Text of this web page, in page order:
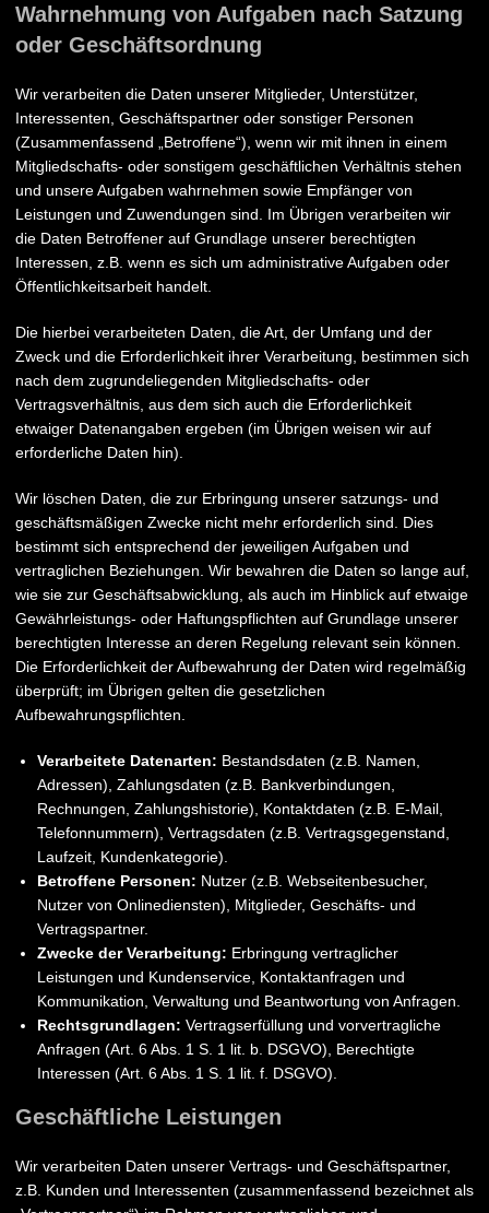
Wahrnehmung von Aufgaben nach Satzung
oder Geschäftsordnung
Wir verarbeiten die Daten unserer Mitglieder, Unterstützer,
Interessenten, Geschäftspartner oder sonstiger Personen
(Zusammenfassend „Betroffene“), wenn wir mit ihnen in einem
Mitgliedschafts- oder sonstigem geschäftlichen Verhältnis stehen
und unsere Aufgaben wahrnehmen sowie Empfänger von
Leistungen und Zuwendungen sind. Im Übrigen verarbeiten wir
die Daten Betroffener auf Grundlage unserer berechtigten
Interessen, z.B. wenn es sich um administrative Aufgaben oder
Öffentlichkeitsarbeit handelt.
Die hierbei verarbeiteten Daten, die Art, der Umfang und der
Zweck und die Erforderlichkeit ihrer Verarbeitung, bestimmen sich
nach dem zugrundeliegenden Mitgliedschafts- oder
Vertragsverhältnis, aus dem sich auch die Erforderlichkeit
etwaiger Datenangaben ergeben (im Übrigen weisen wir auf
erforderliche Daten hin).
Wir löschen Daten, die zur Erbringung unserer satzungs- und
geschäftsmäßigen Zwecke nicht mehr erforderlich sind. Dies
bestimmt sich entsprechend der jeweiligen Aufgaben und
vertraglichen Beziehungen. Wir bewahren die Daten so lange auf,
wie sie zur Geschäftsabwicklung, als auch im Hinblick auf etwaige
Gewährleistungs- oder Haftungspflichten auf Grundlage unserer
berechtigten Interesse an deren Regelung relevant sein können.
Die Erforderlichkeit der Aufbewahrung der Daten wird regelmäßig
überprüft; im Übrigen gelten die gesetzlichen
Aufbewahrungspflichten.
Verarbeitete Datenarten: Bestandsdaten (z.B. Namen,
Adressen), Zahlungsdaten (z.B. Bankverbindungen,
Rechnungen, Zahlungshistorie), Kontaktdaten (z.B. E-Mail,
Telefonnummern), Vertragsdaten (z.B. Vertragsgegenstand,
Laufzeit, Kundenkategorie).
Betroffene Personen: Nutzer (z.B. Webseitenbesucher,
Nutzer von Onlinediensten), Mitglieder, Geschäfts- und
Vertragspartner.
Zwecke der Verarbeitung: Erbringung vertraglicher
Leistungen und Kundenservice, Kontaktanfragen und
Kommunikation, Verwaltung und Beantwortung von Anfragen.
Rechtsgrundlagen: Vertragserfüllung und vorvertragliche
Anfragen (Art. 6 Abs. 1 S. 1 lit. b. DSGVO), Berechtigte
Interessen (Art. 6 Abs. 1 S. 1 lit. f. DSGVO).
Geschäftliche Leistungen
Wir verarbeiten Daten unserer Vertrags- und Geschäftspartner,
z.B. Kunden und Interessenten (zusammenfassend bezeichnet als